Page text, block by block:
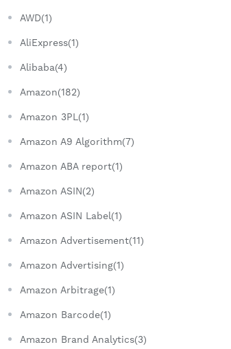
AWD(1)
AliExpress(1)
Alibaba(4)
Amazon(182)
Amazon 3PL(1)
Amazon A9 Algorithm(7)
Amazon ABA report(1)
Amazon ASIN(2)
Amazon ASIN Label(1)
Amazon Advertisement(11)
Amazon Advertising(1)
Amazon Arbitrage(1)
Amazon Barcode(1)
Amazon Brand Analytics(3)